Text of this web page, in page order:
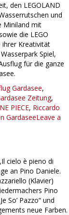
den LEGOLAND
und
Miniland mit
die LEGO
ihrer Kreativität
Spiel,
für die ganze
Gardasee,
Zeitung,
PIECE, Riccardo
GardaseeLeave a
cielo è pieno di
an Pino Daniele.
(Klavier)
Pino
So’ Pazzo“ und
neue Farben.